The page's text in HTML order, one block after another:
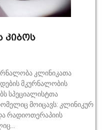
კიბოს
კლინიკათა
მკურნალობის
სპეციალისტთა
მოიცავს: კლინიკურ
რადიოთერაპიის